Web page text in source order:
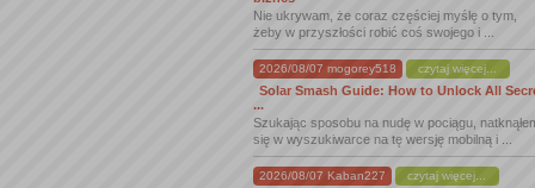
Nie ukrywam, że coraz częściej myślę o tym,
żeby w przyszłości robić coś swojego i ...
2026/08/07 mogorey518 czytaj więcej...
Solar Smash Guide: How to Unlock All
...
Szukając sposobu na nudę w pociągu,
się w wyszukiwarce na tę wersję mobilną i ...
2026/08/07 Kaban227 czytaj więcej...